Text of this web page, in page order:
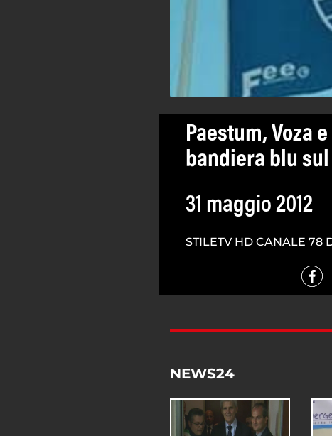
Paestum, Voza
bandiera blu
31 maggio 2012
STILETV HD CANALE 78
NEWS24